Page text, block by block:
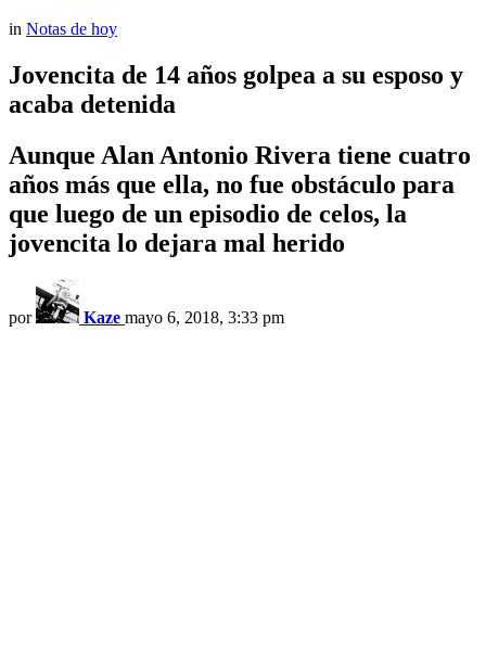
in Notas de hoy
Jovencita de 14 años golpea a su esposo y
acaba detenida
Aunque Alan Antonio Rivera tiene cuatro
años más que ella, no fue obstáculo para
que luego de un episodio de celos, la
jovencita lo dejara mal herido
por Kaze mayo 6, 2018, 3:33 pm